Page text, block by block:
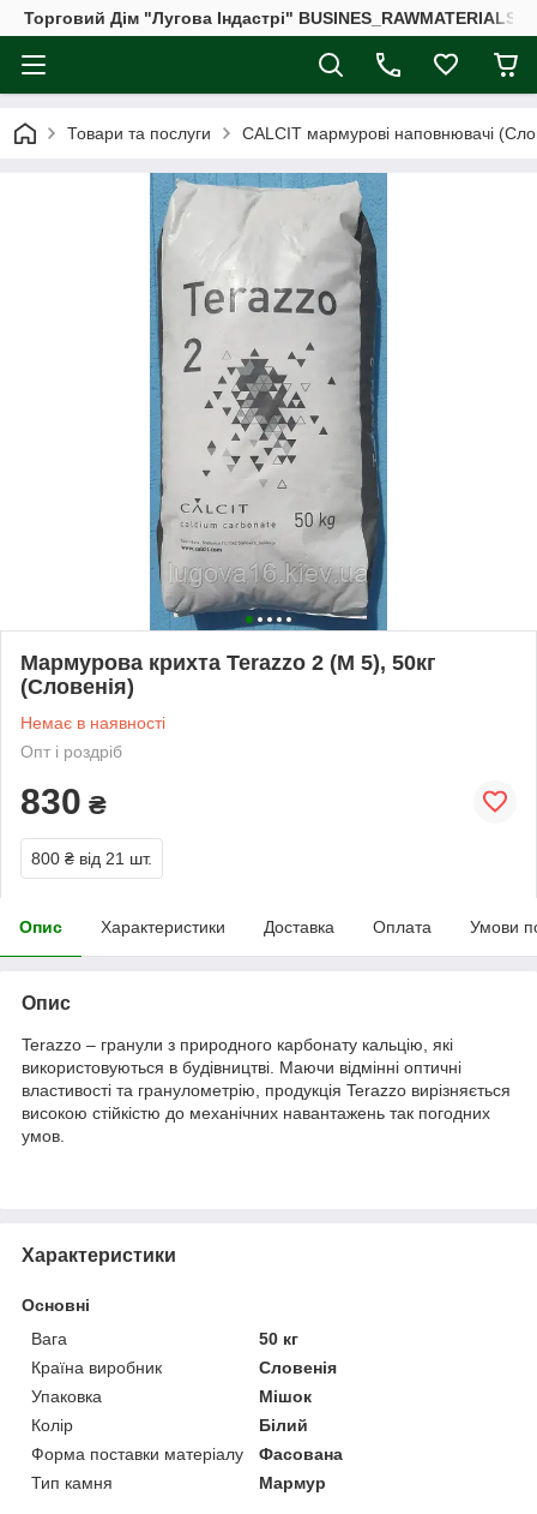
Торговий Дім "Лугова Індастрі"
Товари та послуги CALCIT мармурові наповнювачі
Мармурова крихта Terazzo 2 (М 5), 50кг
(Словенія)
Немає в наявності
Опт і роздріб
830 ₴
800 ₴ від 21 шт.
Опис Характеристики Доставка Оплата Умови
Опис
Terazzo – гранули з природного карбонату кальцію, які
використовуються в будівництві. Маючи відмінні оптичні
властивості та гранулометрію, продукція Terazzo вирізняється
високою стійкістю до механічних навантажень так погодних
умов.
Характеристики
Основні
Вага
50 кг
Країна виробник
Словенія
Упаковка
Мішок
Колір
Білий
Форма поставки матеріалу
Фасована
Тип камня
Мармур